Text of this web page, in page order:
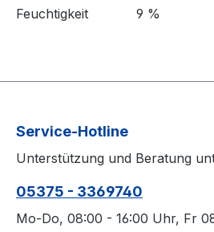
Feuchtigkeit 9 %
Service-Hotline
Unterstützung und Beratung
05375 - 3369740
Mo-Do, 08:00 - 16:00 Uhr, Fr